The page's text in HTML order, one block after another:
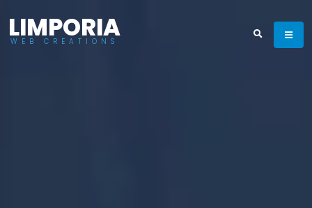
LIMPORIA
WEB CREATIONS